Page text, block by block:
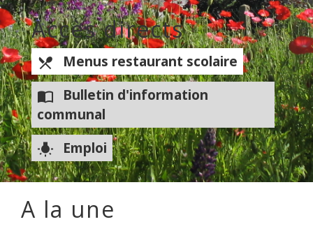
Accès directs
local_dining Menus restaurant scolaire
import_contacts
Bulletin d'information
communal
wb_incandescent Emploi
A la une